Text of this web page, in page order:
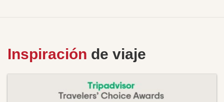
Inspiración de viaje